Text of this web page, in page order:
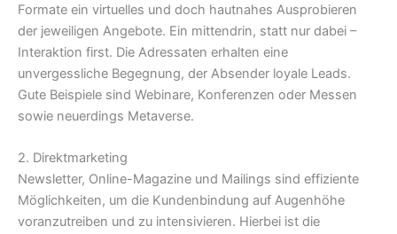
Formate ein virtuelles und doch hautnahes Ausprobieren
der jeweiligen Angebote. Ein mittendrin, statt nur dabei –
Interaktion first. Die Adressaten erhalten eine
unvergessliche Begegnung, der Absender loyale Leads.
Gute Beispiele sind Webinare, Konferenzen oder Messen
sowie neuerdings Metaverse.
2. Direktmarketing
Newsletter, Online-Magazine und Mailings sind effiziente
Möglichkeiten, um die Kundenbindung auf Augenhöhe
voranzutreiben und zu intensivieren. Hierbei ist die